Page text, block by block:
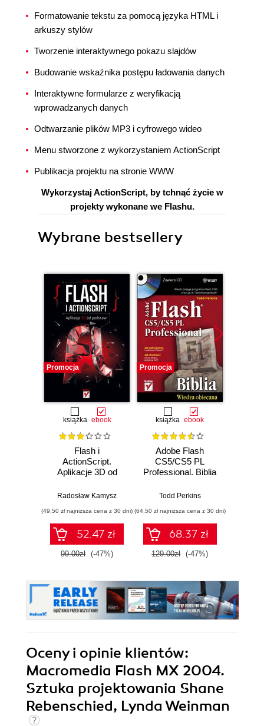
Formatowanie tekstu za pomocą języka HTML i
arkuszy stylów
Tworzenie interaktywnego pokazu slajdów
Budowanie wskaźnika postępu ładowania danych
Interaktywne formularze z weryfikacją
wprowadzanych danych
Odtwarzanie plików MP3 i cyfrowego wideo
Menu stworzone z wykorzystaniem ActionScript
Publikacja projektu na stronie WWW
Wykorzystaj ActionScript, by tchnąć życie w
projekty wykonane we Flashu.
Wybrane bestsellery
Promocja
książka ebook
Flash i
ActionScript.
Aplikacje 3D od
Radosław Kamysz
(49,50 zł najniższa cena z 30 dni)
52.47 zł
99.00zł (-47%)
Promocja
książka ebook
Adobe Flash
CS5/CS5 PL
Professional. Biblia
Todd Perkins
(64,50 zł najniższa cena z 30 dni)
68.37 zł
129.00zł (-47%)
Oceny i opinie klientów:
Macromedia Flash MX 2004.
Sztuka projektowania Shane
Rebenschied, Lynda Weinman